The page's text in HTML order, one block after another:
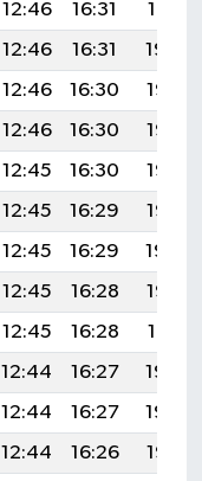
12:46 16:31
19:41
12:46 16:31
19:39
12:46 16:30
19:38
12:46 16:30
19:37
12:45 16:30
19:36
12:45 16:29
19:35
12:45 16:29
19:34
12:45 16:28
19:33
12:45 16:28
19:31
12:44 16:27
19:30
12:44 16:27
19:29
12:44 16:26
19:28